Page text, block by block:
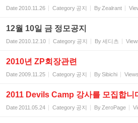
Date2010.11.26 Category 공지 By Zealrant
12월 10일 금 정모공지
Date2010.12.10 Category 공지 By세디츠
2010년 ZP회장관련
Date2009.11.25 Category 공지 BySibichi Views
2011 Devils Camp 강사를 모집합니
Date2011.05.24 Category 공지 By ZeroPage